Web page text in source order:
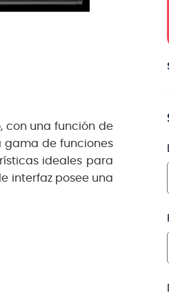
con una función de
gama de funciones
ideales para
interfaz posee una